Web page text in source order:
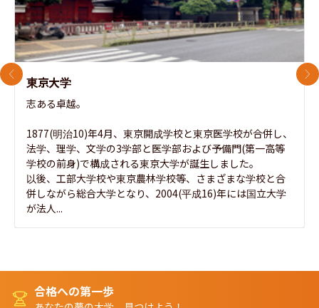
東京大学
志ある卓越。
1877(明治10)年4月、東京開成学校と東京医学校が合併し、
法学、理学、文学の3学部と医学部および予備門(第一高等
学校の前身)で構成される東京大学が誕生しました。
以後、工部大学校や東京農林学校等、さまざまな学校と合
併しながら総合大学となり、2004(平成16)年には国立大学
が法人...
前のスライド 次
合格への第一歩